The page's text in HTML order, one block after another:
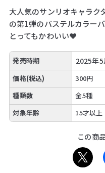
大人気のサンリオキャラ
の第1弾のパステルカラー
とってもかわいい❤
発売時期 2025年5
価格(税込)
300円
種類数
全5種
対象年齢
15才以上
この商